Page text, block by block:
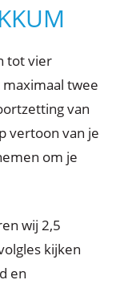
tot vier
twee
van
vertoon van je
om je
wij 2,5
kijken
en